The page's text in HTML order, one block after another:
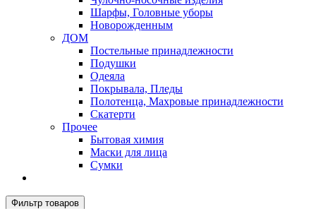
Шарфы, Головные уборы
Новорожденным
ДОМ
Постельные принадлежности
Подушки
Одеяла
Покрывала, Пледы
Полотенца, Махровые принадлежности
Скатерти
Прочее
Бытовая химия
Маски для лица
Сумки
Фильтр товаров